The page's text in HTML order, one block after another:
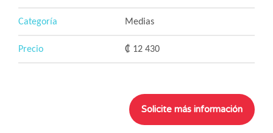
Categoría Medias
Precio ₡ 12 430